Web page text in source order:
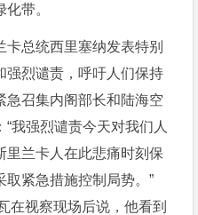
带。
总统西里塞纳发表特别
强烈谴责，呼吁人们保持
急召集内阁部长和陆海空
我强烈谴责今天对我们人
里兰卡人在此悲痛时刻保
紧急措施控制局势。”
在视察现场后说，他看到